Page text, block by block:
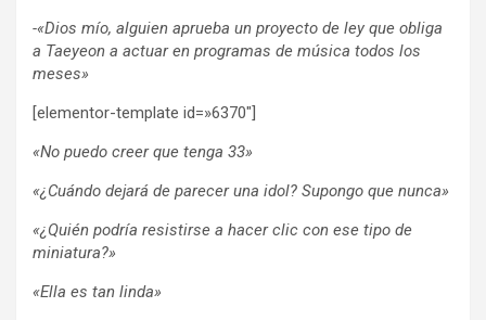
-«Dios mío, alguien aprueba un proyecto de ley que obliga
a Taeyeon a actuar en programas de música todos los
meses»
[elementor-template id=»6370″]
«No puedo creer que tenga 33»
«¿Cuándo dejará de parecer una idol? Supongo que nunca»
«¿Quién podría resistirse a hacer clic con ese tipo de
miniatura?»
«Ella es tan linda»